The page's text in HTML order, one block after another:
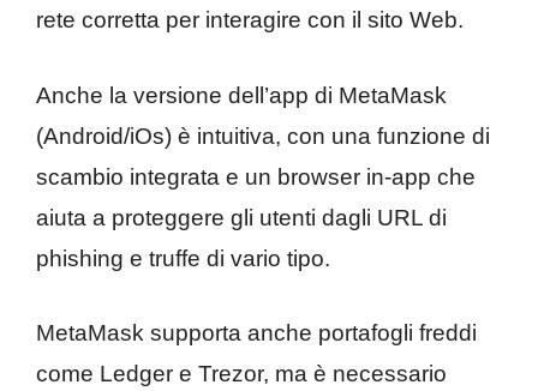
rete corretta per interagire con il sito Web.
Anche la versione dell’app di MetaMask
(Android/iOs) è intuitiva, con una funzione di
scambio integrata e un browser in-app che
aiuta a proteggere gli utenti dagli URL di
phishing e truffe di vario tipo.
MetaMask supporta anche portafogli freddi
come Ledger e Trezor, ma è necessario